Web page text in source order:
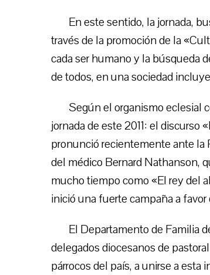
En este sentido, la jornada,
través de la promoción de la
cada ser humano y la búsqueda
de todos, en una sociedad
Según el organismo eclesial
jornada de este 2011: el discurso
pronunció recientemente ante la
del médico Bernard Nathanson,
mucho tiempo como «El rey del
inició una fuerte campaña a favor
El Departamento de Familia
delegados diocesanos de
párrocos del país, a unirse a esta